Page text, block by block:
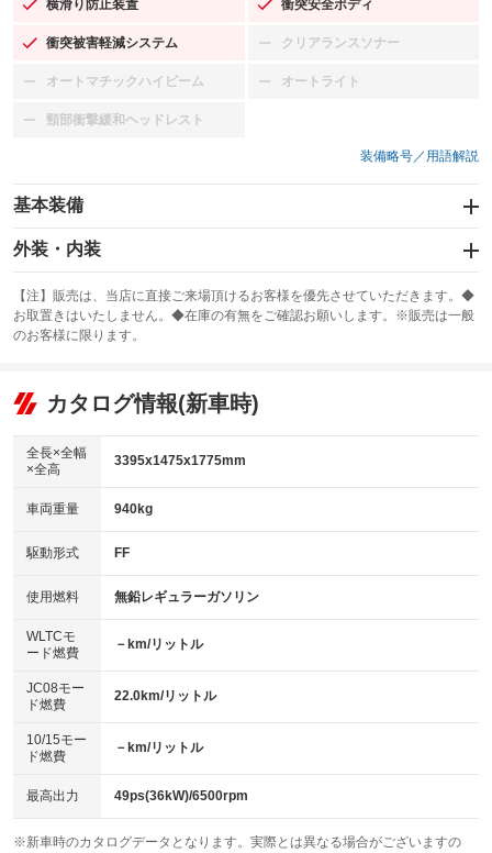
横滑り防止装置
：装備あり 衝突安全ボディ
：装備あり
衝突被害軽減システム
：装備あり クリアランスソナー
：装備なし
オートマチックハイビーム
：装備なし オートライト
：装備なし
頸部衝撃緩和ヘッドレスト
：装備なし
装備略号／用語解説
基本装備
エアバッグ：運転席/助手席/サイド
：装備あり
：装備あり
サンルーフ
：装備なし ABS
リフトアップ
：装備なし
：装備なし
パワーウィンドウ
アイドリングストップ
：装備あり
USB入力端子
：装備なし
100V電源
：装備なし
センターデフロック
：装備なし
電動格納ミラー
：装備あり
外装・内装
カーナビ：SDナビ
：装備あり
TV：フルセグ
：装備あり
ビジュアル：-／DVD再生
：装備あり
アルミホイール：14インチ
：装備あり
HID(キセノンライト)
バックカメラ
エアロ
：装備なし
ローダウン
：装備なし
ベンチシート
：装備なし
チップアップシート
：装備なし
電動格納サードシート
：装備なし シートヒーター
：装備なし
【注】販売は、当店に直接ご来場頂けるお客様を優先させていただきます。◆
お取置きはいたしません。◆在庫の有無をご確認お願いします。※販売は一般
のお客様に限ります。
カタログ情報(新車時)
全長×全幅
×全高
3395x1475x1775mm
車両重量 940kg
駆動形式 FF
使用燃料 無鉛レギュラーガソリン
WLTCモ
ード燃費
－km/リットル
JC08モー
ド燃費
22.0km/リットル
10/15モー
ド燃費
－km/リットル
最高出力 49ps(36kW)/6500rpm
※新車時のカタログデータとなります。実際とは異なる場合がございますの